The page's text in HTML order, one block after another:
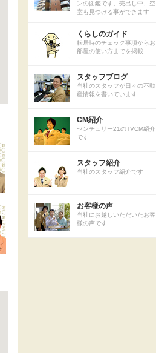
ンの図鑑です。売出し中、空
室も見つける事ができます
くらしのガイド
転居時のチェック事項からお
部屋の使い方までを掲載
スタッフブログ
当社のスタッフが日々の不動
産情報を書いています
CM紹介
センチュリー21のTVCM紹介
です
スタッフ紹介
当社のスタッフ紹介です
お客様の声
当社にお越しいただいたお客
様の声です